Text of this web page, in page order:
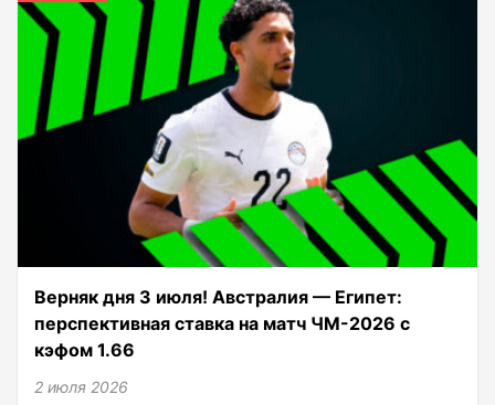
Верняк дня 3 июля! Австралия — Египет:
перспективная ставка на матч ЧМ-2026 с
кэфом 1.66
2 июля 2026